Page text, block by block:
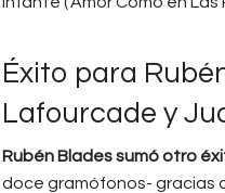
Éxito para
Lafourcade y
Rubén Blades sumó otro
doce gramófonos- gracias